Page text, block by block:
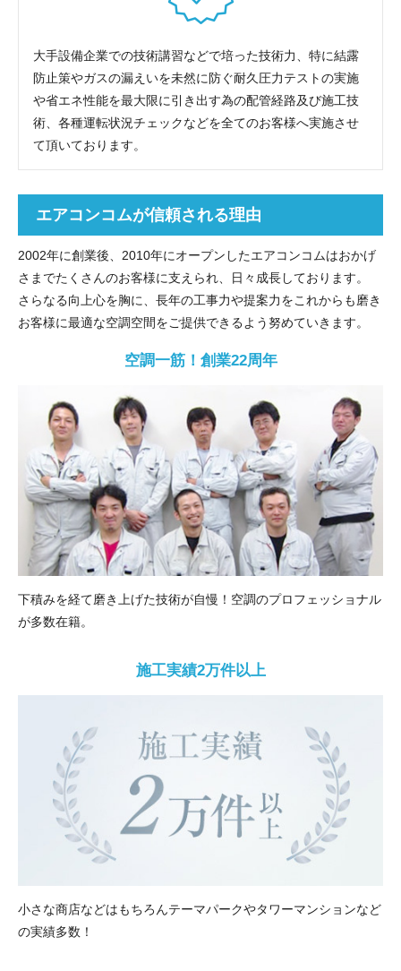
大手設備企業での技術講習などで培った技術力、特に結露
防止策やガスの漏えいを未然に防ぐ耐久圧力テストの実施
や省エネ性能を最大限に引き出す為の配管経路及び施工技
術、各種運転状況チェックなどを全てのお客様へ実施させ
て頂いております。
エアコンコムが信頼される理由
2002年に創業後、2010年にオープンしたエアコンコムはおかげ
さまでたくさんのお客様に支えられ、日々成長しております。
さらなる向上心を胸に、長年の工事力や提案力をこれからも磨き
お客様に最適な空調空間をご提供できるよう努めていきます。
空調一筋！創業22周年
下積みを経て磨き上げた技術が自慢！空調のプロフェッショナル
が多数在籍。
施工実績2万件以上
小さな商店などはもちろんテーマパークやタワーマンションなど
の実績多数！